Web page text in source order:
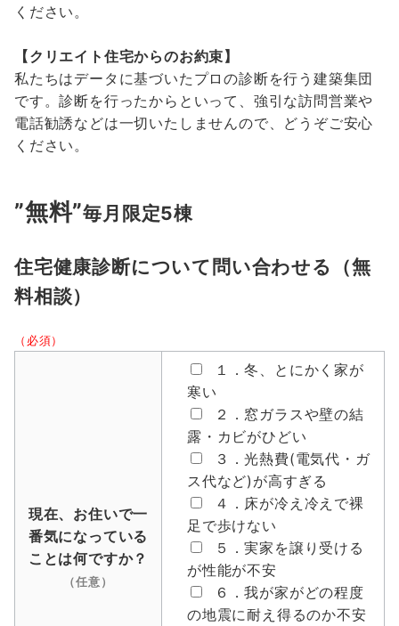
ください。
【クリエイト住宅からのお約束】
私たちはデータに基づいたプロの診断を行う建築集団
です。診断を行ったからといって、強引な訪問営業や
電話勧誘などは一切いたしませんので、どうぞご安心
ください。
”無料”毎月限定5棟
住宅健康診断について問い合わせる（無
料相談）
（必須）
現在、お住いで一
番気になっている
ことは何ですか？
（任意）
１．冬、とにかく家が
寒い
２．窓ガラスや壁の結
露・カビがひどい
３．光熱費(電気代・ガ
ス代など)が高すぎる
４．床が冷え冷えで裸
足で歩けない
５．実家を譲り受ける
が性能が不安
６．我が家がどの程度
の地震に耐え得るのか不安